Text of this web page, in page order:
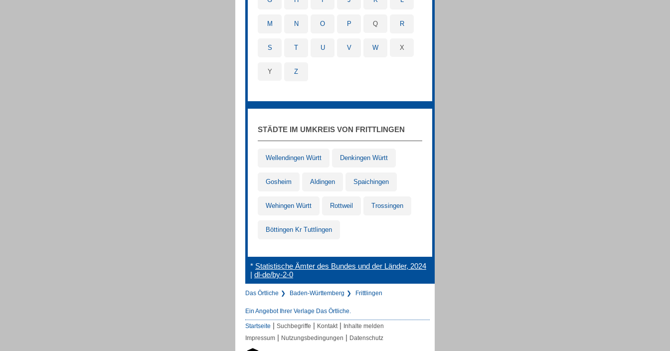
M N O P Q R
S T U V W X
Y Z
STÄDTE IM UMKREIS VON FRITTLINGEN
Wellendingen Württ Denkingen Württ
Gosheim Aldingen Spaichingen
Wehingen Württ Rottweil Trossingen
Böttingen Kr Tuttlingen
* Statistische Ämter des Bundes und der Länder, 2024
| dl-de/by-2-0
Das Örtliche Baden-Württemberg Frittlingen
Ein Angebot Ihrer Verlage Das Örtliche.
Startseite | Suchbegriffe | Kontakt | Inhalte melden
Impressum | Nutzungsbedingungen | Datenschutz